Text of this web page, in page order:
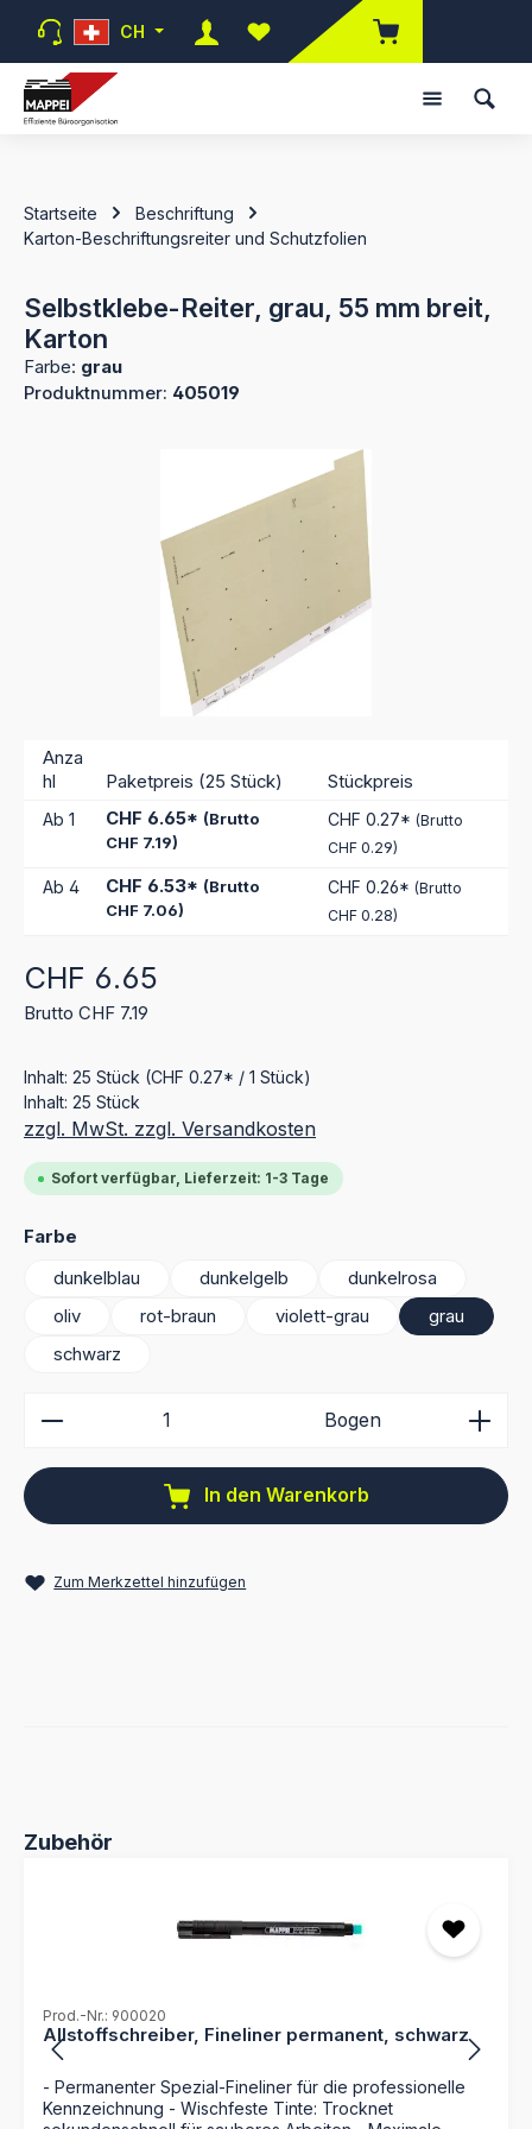
Zum Hauptinhalt springen
CH
Du hast 0 Produkte auf dem
Startseite
Beschriftung
Karton-Beschriftungsreiter und Schutzfolien
Selbstklebe-Reiter, grau, 55 mm breit,
Karton
Farbe: grau
Produktnummer: 405019
Anza
hl
Paketpreis (25 Stück) Stückpreis
Ab 1 CHF 6.65* (Brutto
CHF 7.19)
CHF 0.27* (Brutto
CHF 0.29)
Ab 4 CHF 6.53* (Brutto
CHF 7.06)
CHF 0.26* (Brutto
CHF 0.28)
Regulärer Preis:
CHF 6.65
Brutto CHF 7.19
Inhalt: 25 Stück (CHF 0.27* / 1 Stück)
Inhalt: 25 Stück
zzgl. MwSt. zzgl. Versandkosten
Sofort verfügbar, Lieferzeit: 1-3 Tage
Farbe
dunkelblau
dunkelgelb
dunkelrosa
oliv
rot-braun violett-grau
grau
schwarz
Produkt Anzahl: Gib den gewünschten Wert ein
Bogen
In den Warenkorb
Zum Merkzettel hinzufügen
Produktgalerie überspringen
Zubehör
Prod.-Nr.: 900020
Allstoffschreiber, Fineliner permanent, schwarz
- Permanenter Spezial-Fineliner für die professionelle
Kennzeichnung - Wischfeste Tinte: Trocknet